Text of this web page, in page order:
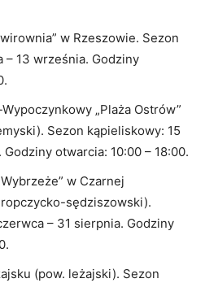
w Rzeszowie. Sezon
– 13 września. Godziny
„Plaża Ostrów”
Sezon kąpieliskowy: 15
otwarcia: 10:00 – 18:00.
w Czarnej
sędziszowski).
– 31 sierpnia. Godziny
(pow. leżajski). Sezon